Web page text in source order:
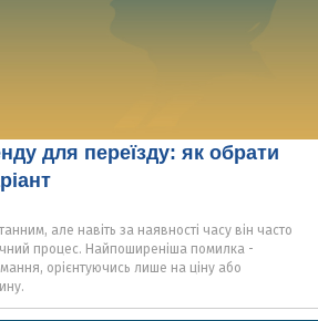
для переїзду: як обрати
але навіть за наявності часу він часто
процес. Найпоширеніша помилка -
орієнтуючись лише на ціну або